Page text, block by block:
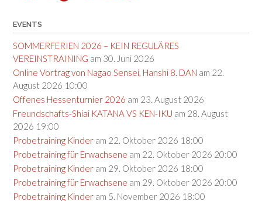
EVENTS
SOMMERFERIEN 2026 – KEIN REGULÄRES
VEREINSTRAINING am 30. Juni 2026
Online Vortrag von Nagao Sensei, Hanshi 8. DAN am 22.
August 2026 10:00
Offenes Hessenturnier 2026 am 23. August 2026
Freundschafts-Shiai KATANA VS KEN-IKU am 28. August
2026 19:00
Probetraining Kinder am 22. Oktober 2026 18:00
Probetraining für Erwachsene am 22. Oktober 2026 20:00
Probetraining Kinder am 29. Oktober 2026 18:00
Probetraining für Erwachsene am 29. Oktober 2026 20:00
Probetraining Kinder am 5. November 2026 18:00